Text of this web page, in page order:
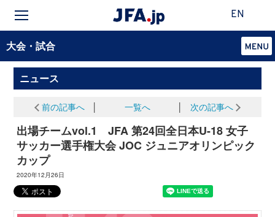
EN
大会・試合
ニュース
前の記事へ 一覧へ 次の記事へ
出場チームvol.1 JFA 第24回全日本U-18 女子
サッカー選手権大会 JOC ジュニアオリンピック
カップ
2020年12月26日